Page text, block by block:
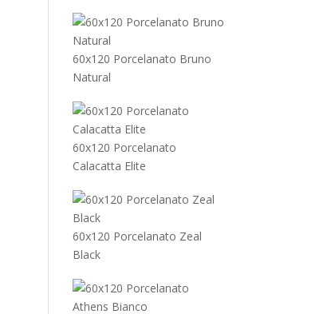
60x120 Porcelanato Bruno
Natural
60x120 Porcelanato
Calacatta Elite
60x120 Porcelanato Zeal
Black